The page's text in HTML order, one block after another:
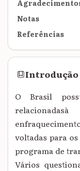
Notas
Referências
Introdução
O Brasil
voltadas para
programa de
Vários